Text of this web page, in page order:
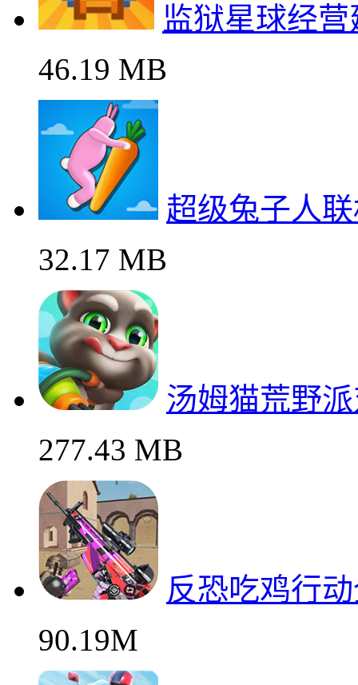
监狱星球经
46.19 MB
超级兔子人
32.17 MB
汤姆猫荒野
277.43 MB
反恐吃鸡行
90.19M